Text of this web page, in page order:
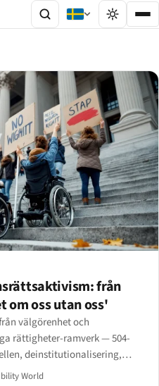
från
oss utan oss'
välgörenhet och
rättigheter-ramverk — 504-
deinstitutionalisering,
World